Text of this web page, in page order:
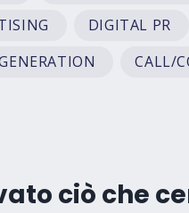
DIGITAL PR
CALL/
ciò che